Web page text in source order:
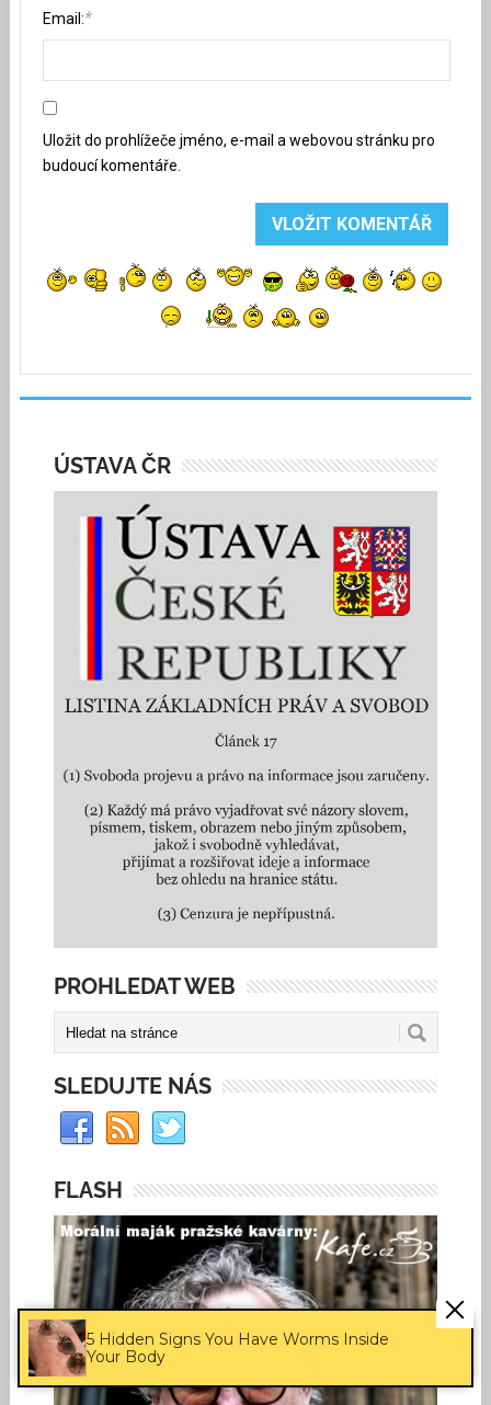
Email:*
Uložit do prohlížeče jméno, e-mail a webovou stránku pro
budoucí komentáře.
5 Hidden Signs You Have Worms Inside
Your Body
ÚSTAVA ČR
PROHLEDAT WEB
SLEDUJTE NÁS
FLASH